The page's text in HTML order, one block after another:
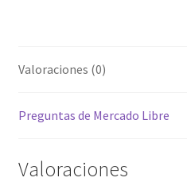
Valoraciones (0)
Preguntas de Mercado Libre
Valoraciones